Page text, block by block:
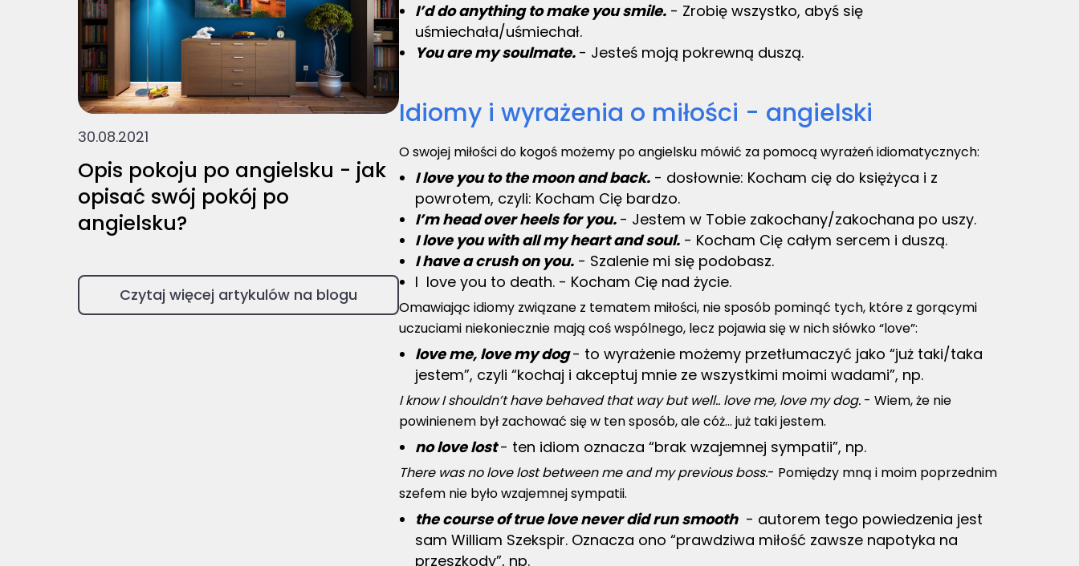
30.08.2021
Opis pokoju po angielsku - jak
opisać swój pokój po
angielsku?
Czytaj więcej artykulów na blogu
I’d do anything to make you smile. - Zrobię wszystko, abyś się
uśmiechała/uśmiechał.
You are my soulmate. - Jesteś moją pokrewną duszą.
Idiomy i wyrażenia o miłości - angielski
O swojej miłości do kogoś możemy po angielsku mówić za pomocą wyrażeń idiomatycznych:
I love you to the moon and back. - dosłownie: Kocham cię do księżyca i z
powrotem, czyli: Kocham Cię bardzo.
I’m head over heels for you. - Jestem w Tobie zakochany/zakochana po uszy.
I love you with all my heart and soul. - Kocham Cię całym sercem i duszą.
I have a crush on you. - Szalenie mi się podobasz.
I love you to death. - Kocham Cię nad życie.
Omawiając idiomy związane z tematem miłości, nie sposób pominąć tych, które z gorącymi
uczuciami niekoniecznie mają coś wspólnego, lecz pojawia się w nich słówko “love”:
love me, love my dog- to wyrażenie możemy przetłumaczyć jako “już taki/taka
jestem”, czyli “kochaj i akceptuj mnie ze wszystkimi moimi wadami”, np.
I know I shouldn’t have behaved that way but well.. love me, love my dog. - Wiem, że nie
powinienem był zachować się w ten sposób, ale cóż… już taki jestem.
no love lost- ten idiom oznacza “brak wzajemnej sympatii”, np.
There was no love lost between me and my previous boss.- Pomiędzy mną i moim poprzednim
szefem nie było wzajemnej sympatii.
the course of true love never did run smooth- autorem tego powiedzenia jest
sam William Szekspir. Oznacza ono “prawdziwa miłość zawsze napotyka na
przeszkody”, np.